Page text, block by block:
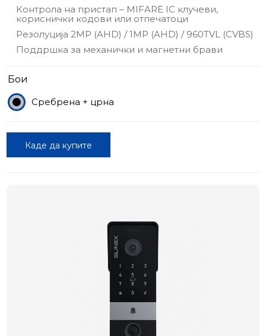
Контрола на пристап – MIFARE IC клучеви,
кориснички кодови или отпечатоци
Резолуција 2MP (AHD) / 1MP (AHD) / 960TVL (CVBS)
Поддршка за механички и магнетни брави
Бои
Сребрена + црна
Каде да купите